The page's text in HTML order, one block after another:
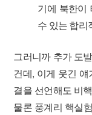
기에 북한이
수 있는 합리
그러니까 추가 도
건데, 이게 웃긴
결을 선언해도 비
물론 풍계리 핵실